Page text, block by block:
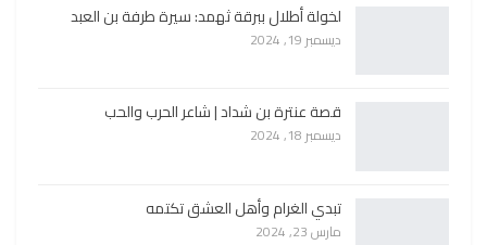
لخولة أطلال ببرقة ثهمد: سيرة طرفة بن العبد
ديسمبر 19, 2024
قصة عنترة بن شداد | شاعر الحرب والحب
ديسمبر 18, 2024
تبدي الغرام وأهل العشق تكتمه
مارس 23, 2024